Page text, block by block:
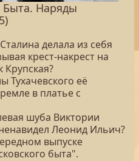
Быта. Наряды
делала из себя
крест-накрест на
Крупская?
Тухачевского её
в платье с
шуба Виктории
Леонид Ильич?
выпуске
быта".